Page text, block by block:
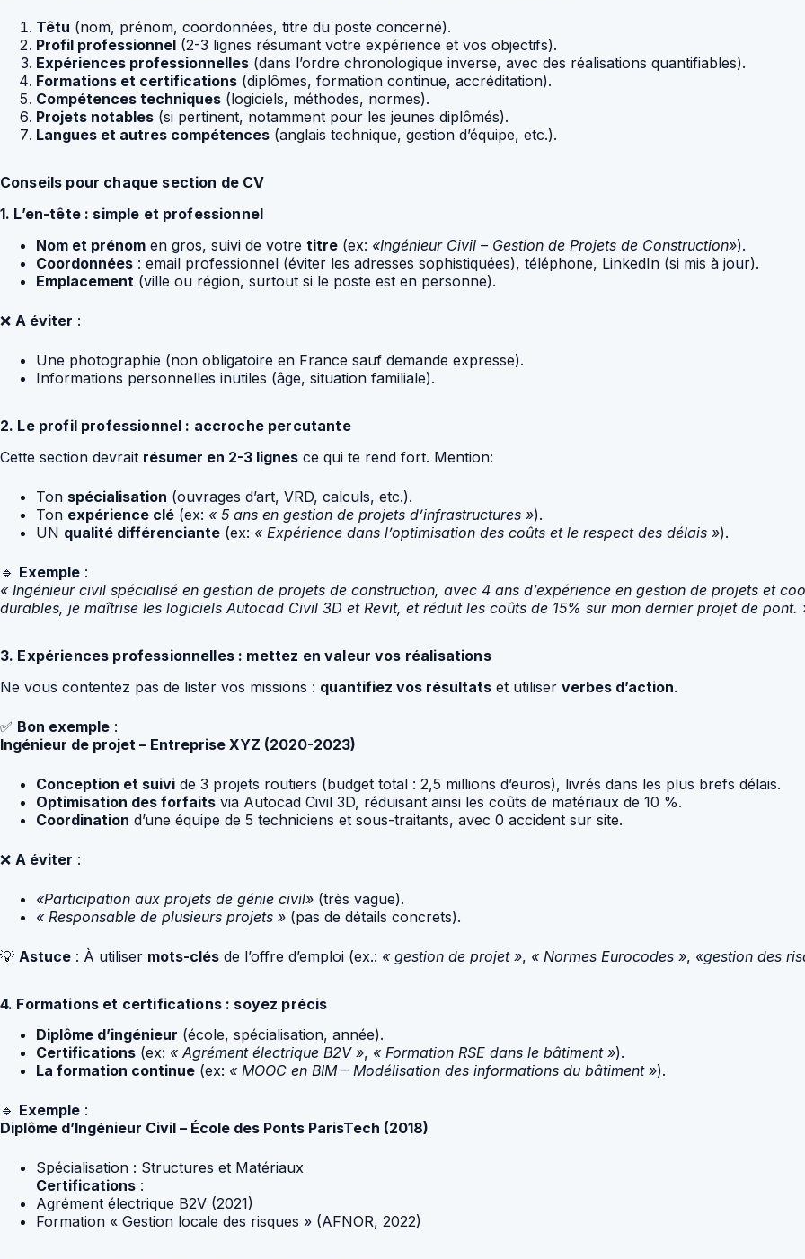
Têtu (nom, prénom, coordonnées, titre du poste concerné).
Profil professionnel (2-3 lignes résumant votre expérience et vos objectifs).
Expériences professionnelles (dans l’ordre chronologique inverse, avec des réalisations quantifiables).
Formations et certifications (diplômes, formation continue, accréditation).
Compétences techniques (logiciels, méthodes, normes).
Projets notables (si pertinent, notamment pour les jeunes diplômés).
Langues et autres compétences (anglais technique, gestion d’équipe, etc.).
Conseils pour chaque section de CV
1. L’en-tête : simple et professionnel
Nom et prénom en gros, suivi de votre titre (ex: «Ingénieur Civil – Gestion de Projets de Construction»).
Coordonnées : email professionnel (éviter les adresses sophistiquées), téléphone, LinkedIn (si mis à jour).
Emplacement (ville ou région, surtout si le poste est en personne).
❌ A éviter :
Une photographie (non obligatoire en France sauf demande expresse).
Informations personnelles inutiles (âge, situation familiale).
2. Le profil professionnel : accroche percutante
Cette section devrait résumer en 2-3 lignes ce qui te rend fort. Mention:
Ton spécialisation (ouvrages d’art, VRD, calculs, etc.).
Ton expérience clé (ex: « 5 ans en gestion de projets d’infrastructures »).
UN qualité différenciante (ex: « Expérience dans l’optimisation des coûts et le respect des délais »).
🔹 Exemple :
« Ingénieur civil spécialisé en gestion de projets de construction, avec 4 ans d’expérience en gestion de projets et
durables, je maîtrise les logiciels Autocad Civil 3D et Revit, et réduit les coûts de 15% sur mon dernier projet de pont.
3. Expériences professionnelles : mettez en valeur vos réalisations
Ne vous contentez pas de lister vos missions : quantifiez vos résultats et utiliser verbes d’action.
✅ Bon exemple :
Ingénieur de projet – Entreprise XYZ (2020-2023)
Conception et suivi de 3 projets routiers (budget total : 2,5 millions d’euros), livrés dans les plus brefs délais.
Optimisation des forfaits via Autocad Civil 3D, réduisant ainsi les coûts de matériaux de 10 %.
Coordination d’une équipe de 5 techniciens et sous-traitants, avec 0 accident sur site.
❌ A éviter :
«Participation aux projets de génie civil» (très vague).
« Responsable de plusieurs projets » (pas de détails concrets).
💡 Astuce : À utiliser mots-clés de l’offre d’emploi (ex.: « gestion de projet », « Normes Eurocodes », «gestion des
4. Formations et certifications : soyez précis
Diplôme d’ingénieur (école, spécialisation, année).
Certifications (ex: « Agrément électrique B2V », « Formation RSE dans le bâtiment »).
La formation continue (ex: « MOOC en BIM – Modélisation des informations du bâtiment »).
🔹 Exemple :
Diplôme d’Ingénieur Civil – École des Ponts ParisTech (2018)
Spécialisation : Structures et Matériaux
Certifications :
Agrément électrique B2V (2021)
Formation « Gestion locale des risques » (AFNOR, 2022)